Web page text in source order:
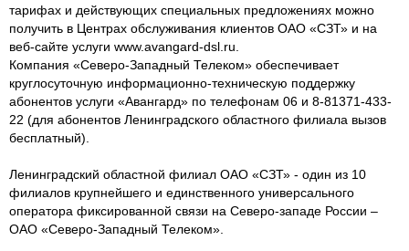
тарифах и действующих специальных предложениях можно
получить в Центрах обслуживания клиентов ОАО «СЗТ» и на
веб-сайте услуги www.avangard-dsl.ru.
Компания «Северо-Западный Телеком» обеспечивает
круглосуточную информационно-техническую поддержку
абонентов услуги «Авангард» по телефонам 06 и 8-81371-433-
22 (для абонентов Ленинградского областного филиала вызов
бесплатный).
Ленинградский областной филиал ОАО «СЗТ» - один из 10
филиалов крупнейшего и единственного универсального
оператора фиксированной связи на Северо-западе России –
ОАО «Северо-Западный Телеком».